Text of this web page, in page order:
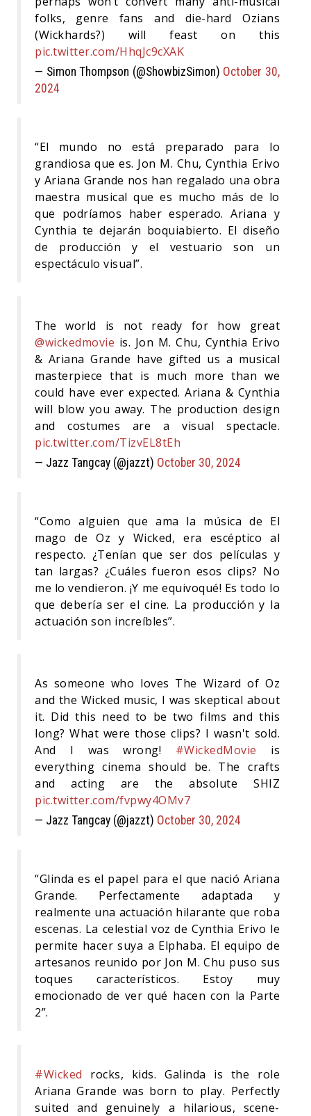
folks, genre fans and die-hard Ozians
(Wickhards?) will feast on this
pic.twitter.com/HhqJc9cXAK
— Simon Thompson (@ShowbizSimon) October 30,
2024
“El mundo no está preparado para lo
grandiosa que es. Jon M. Chu, Cynthia Erivo
y Ariana Grande nos han regalado una obra
maestra musical que es mucho más de lo
que podríamos haber esperado. Ariana y
Cynthia te dejarán boquiabierto. El diseño
de producción y el vestuario son un
espectáculo visual”.
The world is not ready for how great
@wickedmovie is. Jon M. Chu, Cynthia Erivo
& Ariana Grande have gifted us a musical
masterpiece that is much more than we
could have ever expected. Ariana & Cynthia
will blow you away. The production design
and costumes are a visual spectacle.
pic.twitter.com/TizvEL8tEh
— Jazz Tangcay (@jazzt) October 30, 2024
“Como alguien que ama la música de El
mago de Oz y Wicked, era escéptico al
respecto. ¿Tenían que ser dos películas y
tan largas? ¿Cuáles fueron esos clips? No
me lo vendieron. ¡Y me equivoqué! Es todo lo
que debería ser el cine. La producción y la
actuación son increíbles”.
As someone who loves The Wizard of Oz
and the Wicked music, I was skeptical about
it. Did this need to be two films and this
long? What were those clips? I wasn't sold.
And I was wrong! #WickedMovie is
everything cinema should be. The crafts
and acting are the absolute SHIZ
pic.twitter.com/fvpwy4OMv7
— Jazz Tangcay (@jazzt) October 30, 2024
“Glinda es el papel para el que nació Ariana
Grande. Perfectamente adaptada y
realmente una actuación hilarante que roba
escenas. La celestial voz de Cynthia Erivo le
permite hacer suya a Elphaba. El equipo de
artesanos reunido por Jon M. Chu puso sus
toques característicos. Estoy muy
emocionado de ver qué hacen con la Parte
2”.
#Wicked rocks, kids. Galinda is the role
Ariana Grande was born to play. Perfectly
suited and genuinely a hilarious, scene-